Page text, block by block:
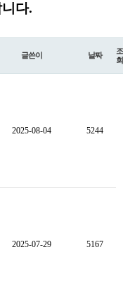
다.
글쓴이 날짜
조
회
2025-08-04 5244
2025-07-29 5167